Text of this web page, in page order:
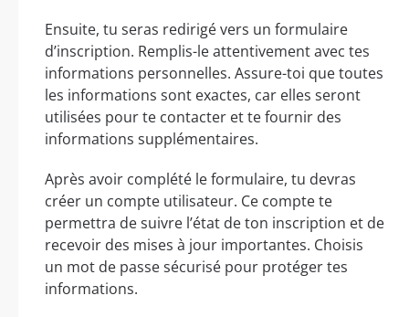
Ensuite, tu seras redirigé vers un formulaire
d’inscription. Remplis-le attentivement avec tes
informations personnelles. Assure-toi que toutes
les informations sont exactes, car elles seront
utilisées pour te contacter et te fournir des
informations supplémentaires.
Après avoir complété le formulaire, tu devras
créer un compte utilisateur. Ce compte te
permettra de suivre l’état de ton inscription et de
recevoir des mises à jour importantes. Choisis
un mot de passe sécurisé pour protéger tes
informations.